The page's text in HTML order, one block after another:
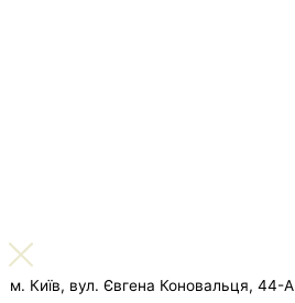
м. Київ, вул. Євгена Коновальця, 44-А